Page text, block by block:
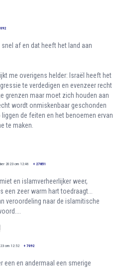
af en dat heeft het land aan
me overigens helder: Israël heeft het
te verdedigen en evenzeer recht
grenzen maar moet zich houden aan
wordt onmiskenbaar geschonden
de feiten en het benoemen ervan
te maken.
2023 om 12:46 + 27851
en islamverheerlijker weer,
een zeer warm hart toedraagt...
veroordeling naar de islamitische
om 12:52 + 7092
een en andermaal een smerige